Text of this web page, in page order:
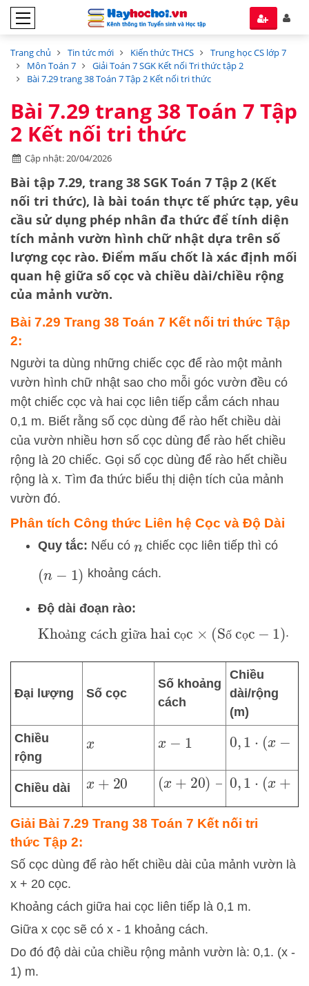
Trang chủ Tin tức mới Kiến thức THCS
Trung học CS lớp 7
Môn Toán 7
Giải Toán 7 SGK Kết nối Tri thức tập 2
Bài 7.29 trang 38 Toán 7 Tập 2 Kết nối tri thức
Bài 7.29 trang 38 Toán 7 Tập
2 Kết nối tri thức
Cập nhật: 20/04/2026
Bài tập 7.29, trang 38 SGK Toán 7 Tập 2 (Kết
nối tri thức), là bài toán thực tế phức tạp, yêu
cầu sử dụng phép nhân đa thức để tính diện
tích mảnh vườn hình chữ nhật dựa trên số
lượng cọc rào. Điểm mấu chốt là xác định mối
quan hệ giữa số cọc và chiều dài/chiều rộng
của mảnh vườn.
Bài 7.29 Trang 38 Toán 7 Kết nối tri thức Tập
2:
Người ta dùng những chiếc cọc để rào một mảnh
vườn hình chữ nhật sao cho mỗi góc vườn đều có
một chiếc cọc và hai cọc liên tiếp cắm cách nhau
0,1 m. Biết rằng số cọc dùng để rào hết chiều dài
của vườn nhiều hơn số cọc dùng để rào hết chiều
rộng là 20 chiếc. Gọi số cọc dùng để rào hết chiều
rộng là x. Tìm đa thức biểu thị diện tích của mảnh
vườn đó.
Phân tích Công thức Liên hệ Cọc và Độ Dài
Quy tắc: Nếu có nchiếc cọc liên tiếp thì có
(n−1 ) khoảng cách.
Độ dài đoạn rào:
ả á ữ ọ ố ọ
Khoảng cách giữa hai cọc ×(Số cọc − 1.
Đại lượng Số cọc
Số khoảng
cách
Chiều
dài/rộng
(m)
Chiều
rộng
x x−1 0, 1 ( x− 1)
Chiều dài x+20 (x+20)− 1= x+ 19
0, 1 ( x+ 19
Giải Bài 7.29 Trang 38 Toán 7 Kết nối tri
thức Tập 2:
Số cọc dùng để rào hết chiều dài của mảnh vườn là
x + 20 cọc.
Khoảng cách giữa hai cọc liên tiếp là 0,1 m.
Giữa x cọc sẽ có x - 1 khoảng cách.
Do đó độ dài của chiều rộng mảnh vườn là: 0,1. (x -
1) m.